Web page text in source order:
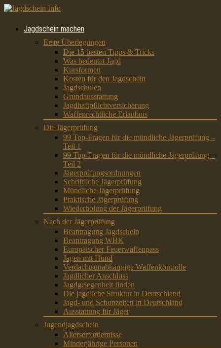
Jagdschein machen
Erste Überlegungen
Die 15 besten Tipps & Tricks
Was bedeutet Jagd
Kursformen
Kosten für den Jagdschein
Jagdschulen
Grundausstattung
Jagdhaftpflichtversicherung
Waffenrechtliche Erlaubnis
Die Jägerprüfung
99 Top-Fragen für die mündliche Jägerprüfung –
Teil 1
99 Top-Fragen für die mündliche Jägerprüfung –
Teil 2
Jägerprüfungsordnungen
Schriftliche Jägerprüfung
Mündliche Jägerprüfung
Praktische Jägerprüfung
Wiederholung der Jägerprüfung
Nach der Jägerprüfung
Beantragung Jagdschein
Beantragung WBK
Europäischer Feuerwaffenpass
Jagen mit Hund
Verdachtsunabhängige Waffenkontrolle
Jagdlicher Anschluss
Jagdgelegenheit finden
Die jagdliche Struktur in Deutschland
Jagd- und Schonzeiten in Deutschland
Ausstattung für Jäger
Jugendjagdschein
Alterserfordernisse
Minderjährige Personen